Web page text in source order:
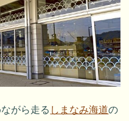
がら走る しまなみ海道の